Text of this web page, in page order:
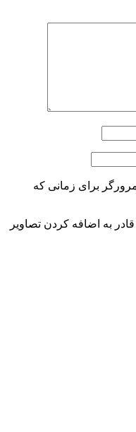
برای زمانی که
به اضافه کردن تصاویر